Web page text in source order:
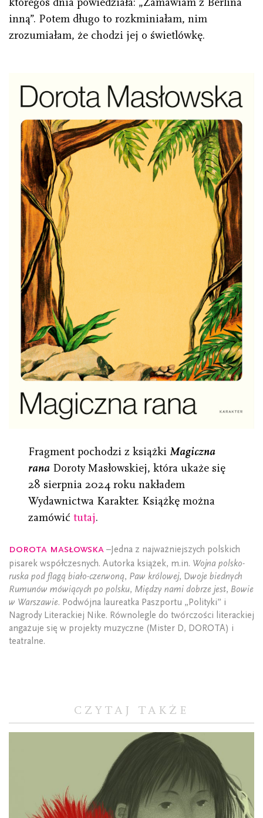
któregoś dnia powiedziała: „Zamawiam z Berlina
inną”. Potem długo to rozkminiałam, nim
zrozumiałam, że chodzi jej o świetlówkę.
Fragment pochodzi z książki Magiczna
rana Doroty Masłowskiej, która ukaże się
28 sierpnia 2024 roku nakładem
Wydawnictwa Karakter. Książkę można
zamówić tutaj.
Dorota Masłowska –Jedna z najważniejszych polskich
pisarek współczesnych. Autorka książek, m.in. Wojna polsko-
ruska pod flagą biało-czerwoną, Paw królowej, Dwoje biednych
Rumunów mówiących po polsku, Między nami dobrze jest, Bowie
w Warszawie. Podwójna laureatka Paszportu „Polityki” i
Nagrody Literackiej Nike. Równolegle do twórczości literackiej
angażuje się w projekty muzyczne (Mister D, DOROTA) i
teatralne.
CZYTAJ TAKŻE